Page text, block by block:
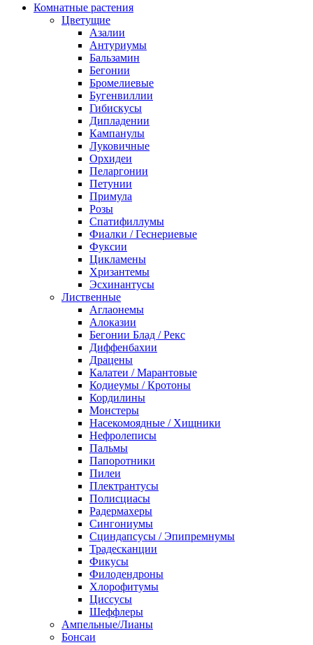
Комнатные растения
Цветущие
Азалии
Антуриумы
Бальзамин
Бегонии
Бромелиевые
Бугенвиллии
Гибискусы
Дипладении
Кампанулы
Луковичные
Орхидеи
Пеларгонии
Петунии
Примула
Розы
Спатифиллумы
Фиалки / Геснериевые
Фуксии
Цикламены
Хризантемы
Эсхинантусы
Лиственные
Аглаонемы
Алоказии
Бегонии Блад / Рекс
Диффенбахии
Драцены
Калатеи / Марантовые
Кодиеумы / Кротоны
Кордилины
Монстеры
Насекомоядные / Хищники
Нефролеписы
Пальмы
Папоротники
Пилеи
Плектрантусы
Полисциасы
Радермахеры
Сингониумы
Сциндапсусы / Эпипремнумы
Традесканции
Фикусы
Филодендроны
Хлорофитумы
Циссусы
Шеффлеры
Ампельные/Лианы
Бонсаи